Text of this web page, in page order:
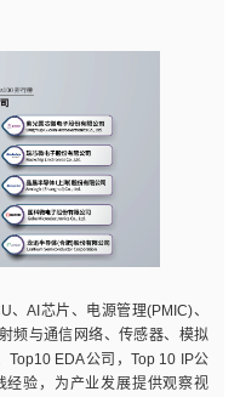
AI芯片、电源管理(PMIC)、
频与通信网络、传感器、模拟
Top10 EDA公司，Top 10 IP公
经验，为产业发展提供观察视